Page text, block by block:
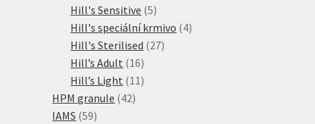
produktů
Hill's Sensitive 55
produktů
Hill's speciální krmivo 44
Hill's Sterilised 2727
Hill’s Adult 1616
produktů
Hill’s Light 11 11
HPM granule 4242
IAMS 5959